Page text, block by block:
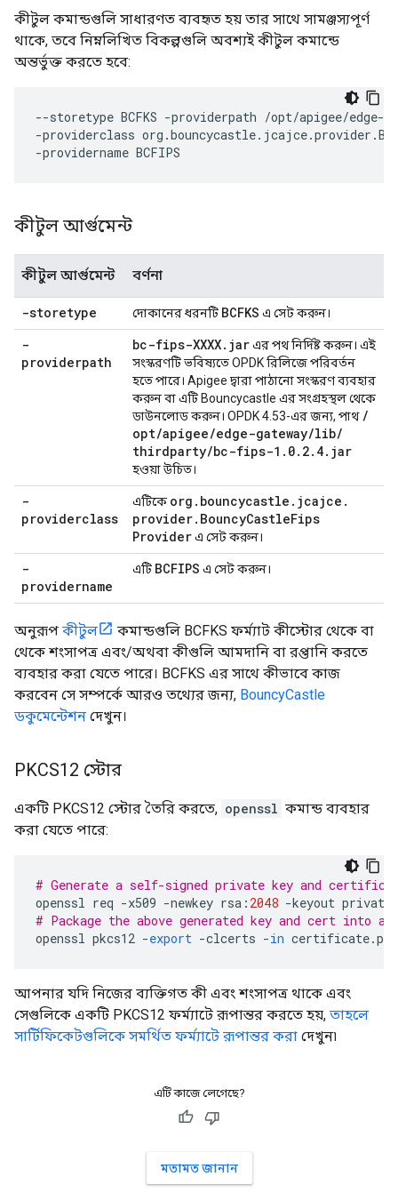
কীটুল কমান্ডগুলি সাধারণত ব্যবহৃত হয় তার সাথে সামঞ্জস্যপূর্ণ
থাকে, তবে নিম্নলিখিত বিকল্পগুলি অবশ্যই কীটুল কমান্ডে
অন্তর্ভুক্ত করতে হবে:
--storetype BCFKS -providerpath /opt/apigee/edge-
-providerclass org .bouncycastle. jcajce.provider .
-providername BCFIPS
কীটুল আর্গুমেন্ট
কীটুল আর্গুমেন্ট বর্ণনা
-storetype দোকানের ধরনটি BCFKS এ সেট করুন।
-
providerpath
bc-fips-XXXX. jarএর পথ নির্দিষ্ট করুন। এই
সংস্করণটি ভবিষ্যতে OPDK রিলিজে পরিবর্তন
হতে পারে। Apigee দ্বারা পাঠানো সংস্করণ ব্যবহার
করুন বা এটি Bouncycastle এর সংগ্রহস্থল থেকে
ডাউনলোড করুন। OPDK 4.53-এর জন্য, পাথ /
opt/apigee/edge-gateway/lib/
thirdparty/bc-fips-1 . 0. 2. 4. jar
হওয়া উচিত।
-
providerclass
এটিকে org . bouncycastle . jcajce .
provider. BouncyCastleFips
Providerএ সেট করুন।
-
providername
এটি BCFIPS এ সেট করুন।
অনুরূপ কীটুল
কমান্ডগুলি BCFKS ফর্ম্যাট কীস্টোর থেকে বা
থেকে শংসাপত্র এবং/অথবা কীগুলি আমদানি বা রপ্তানি করতে
ব্যবহার করা যেতে পারে। BCFKS এর সাথে কীভাবে কাজ
করবেন সে সম্পর্কে আরও তথ্যের জন্য, BouncyCastle
ডকুমেন্টেশন দেখুন।
PKCS12 স্টোর
একটি PKCS12 স্টোর তৈরি করতে, openssl কমান্ড ব্যবহার
করা যেতে পারে:
# Generate a self-signed private key and
openssl req -x509 -newkey rsa : 2048 -keyout private
# Package the above generated key and cert into a
openssl pkcs12 -export -clcerts -in certificate.pem
আপনার যদি নিজের ব্যক্তিগত কী এবং শংসাপত্র থাকে এবং
সেগুলিকে একটি PKCS12 ফর্ম্যাটে রূপান্তর করতে হয়, তাহলে
সার্টিফিকেটগুলিকে সমর্থিত ফর্ম্যাটে রূপান্তর করা দেখুন৷
এটি কাজে লেগেছে?
মতামত জানান